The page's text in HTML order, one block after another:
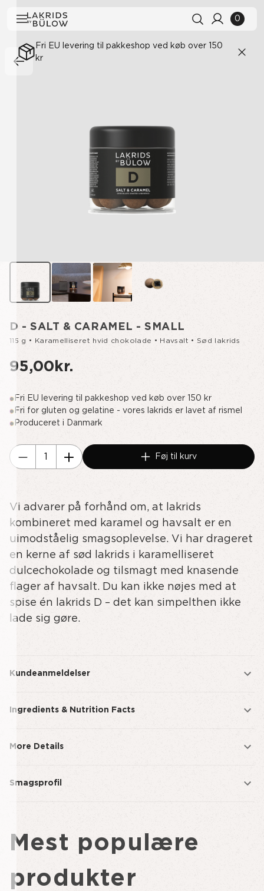
0
Fri EU levering til pakkeshop ved køb over 150
kr
D - SALT & CARAMEL - SMALL
115 g • Karamelliseret hvid chokolade • Havsalt • Sød lakrids
95,00kr.
Fri EU levering til pakkeshop ved køb over 150 kr
Fri for gluten og gelatine - vores lakrids er lavet af rismel
Produceret i Danmark
Aktuelt
lager:
undefined
Øg
D
-
SALT
&
SMALL
Føj til kurv
Vi advarer på forhånd om, at lakrids
kombineret med karamel og havsalt er en
uimodståelig smagsoplevelse. Vi har drageret
en kerne af sød lakrids i karamelliseret
dulcechokolade og tilsmagt med knasende
flager af havsalt. Du kan ikke nøjes med at
spise én lakrids D – det kan simpelthen ikke
lade sig gøre.
Kundeanmeldelser
Ingredients & Nutrition Facts
More Details
Smagsprofil
Mest populære
produkter